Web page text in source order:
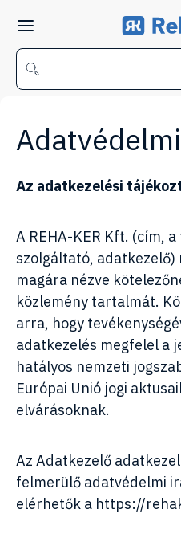
Az adatkezelési
A REHA-KER Kft. (cím,
szolgáltató, adatkezelő)
magára nézve
közlemény tartalmát.
arra, hogy
adatkezelés megfelel a
hatályos nemzeti
Európai Unió jogi
elvárásoknak.
Az Adatkezelő
felmerülő adatvédelmi
elérhetők a https://